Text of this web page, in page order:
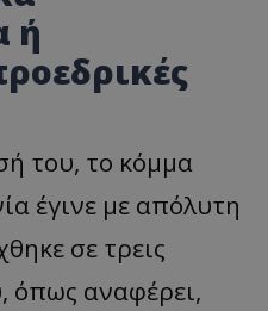
ή
του, το κόμμα
έγινε με απόλυτη
σε τρεις
όπως αναφέρει,